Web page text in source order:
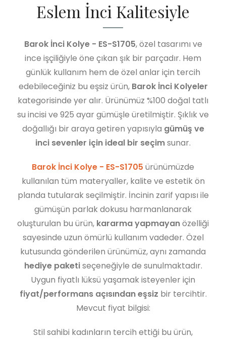
Eslem İnci Kalitesiyle
Barok İnci Kolye - ES-S1705, özel tasarımı ve
ince işçiliğiyle öne çıkan şık bir parçadır. Hem
günlük kullanım hem de özel anlar için tercih
edebileceğiniz bu eşsiz ürün, Barok İnci Kolyeler
kategorisinde yer alır. Ürünümüz %100 doğal tatlı
su incisi ve 925 ayar gümüşle üretilmiştir. Şıklık ve
doğallığı bir araya getiren yapısıyla gümüş ve
inci sevenler için ideal bir seçimsunar.
Barok İnci Kolye - ES-S1705 ürünümüzde
kullanılan tüm materyaller, kalite ve estetik ön
planda tutularak seçilmiştir. İncinin zarif yapısı ile
gümüşün parlak dokusu harmanlanarak
oluşturulan bu ürün, kararma yapmayanözelliği
sayesinde uzun ömürlü kullanım vadeder. Özel
kutusunda gönderilen ürünümüz, aynı zamanda
hediye paketiseçeneğiyle de sunulmaktadır.
Uygun fiyatlı lüksü yaşamak isteyenler için
fiyat/performans açısından eşsiz bir tercihtir.
Mevcut fiyat bilgisi:
Stil sahibi kadınların tercih ettiği bu ürün,